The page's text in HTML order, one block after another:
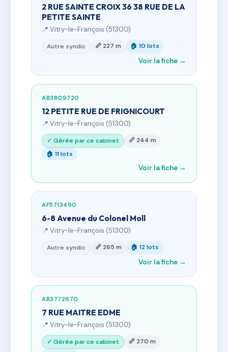
2 RUE SAINTE CROIX 36 38 RUE DE LA
PETITE SAINTE
📍 Vitry-le-François (51300)
Autre syndic 📏 227 m 🏠 10 lots
Voir la fiche →
AB3809720
12 PETITE RUE DE FRIGNICOURT
📍 Vitry-le-François (51300)
✓ Gérée par ce cabinet
📏 244 m
🏠 11 lots
Voir la fiche →
AF5713490
6-8 Avenue du Colonel Moll
📍 Vitry-le-François (51300)
Autre syndic 📏 265 m 🏠 12 lots
Voir la fiche →
AB3772670
7 RUE MAITRE EDME
📍 Vitry-le-François (51300)
✓ Gérée par ce cabinet
📏 270 m